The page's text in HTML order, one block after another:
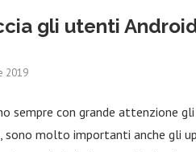
gli utenti
2019
sempre con grande attenzione
sono molto importanti anche gli